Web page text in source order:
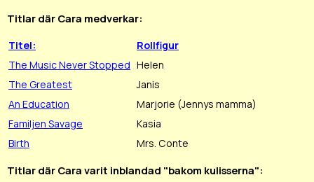
Titlar där Cara medverkar:
Titel:
Rollfigur
The Music Never Stopped Helen
The Greatest
Janis
An Education
Marjorie (Jennys mamma)
Familjen Savage
Kasia
Birth
Mrs. Conte
Titlar där Cara varit inblandad "bakom kulisserna":